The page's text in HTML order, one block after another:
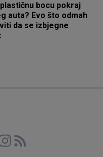
bocu pokraj
auta? Evo što odmah
da se izbjegne